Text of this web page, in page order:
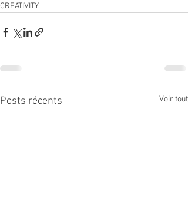
CREATIVITY
Posts récents Voir tout